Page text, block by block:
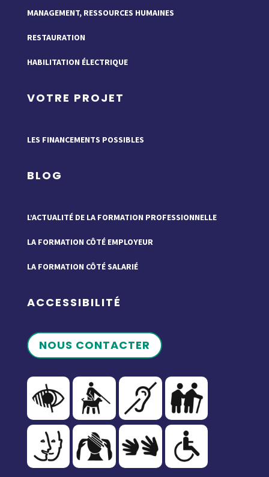
MANAGEMENT, RESSOURCES HUMAINES
RESTAURATION
HABILITATION ÉLECTRIQUE
VOTRE PROJET
LES FINANCEMENTS POSSIBLES
BLOG
L’ACTUALITÉ DE LA FORMATION PROFESSIONNELLE
LA FORMATION CÔTÉ EMPLOYEUR
LA FORMATION CÔTÉ SALARIÉ
ACCESSIBILITÉ
NOUS CONTACTER